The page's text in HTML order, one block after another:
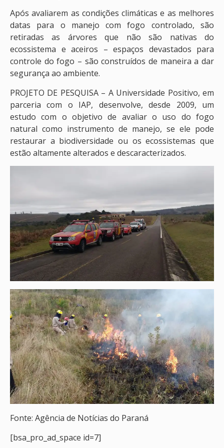
Após avaliarem as condições climáticas e as melhores
datas para o manejo com fogo controlado, são
retiradas as árvores que não são nativas do
ecossistema e aceiros – espaços devastados para
controle do fogo – são construídos de maneira a dar
segurança ao ambiente.
PROJETO DE PESQUISA – A Universidade Positivo, em
parceria com o IAP, desenvolve, desde 2009, um
estudo com o objetivo de avaliar o uso do fogo
natural como instrumento de manejo, se ele pode
restaurar a biodiversidade ou os ecossistemas que
estão altamente alterados e descaracterizados.
Fonte: Agência de Notícias do Paraná
[bsa_pro_ad_space id=7]